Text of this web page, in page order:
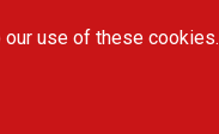
use of these cookies.